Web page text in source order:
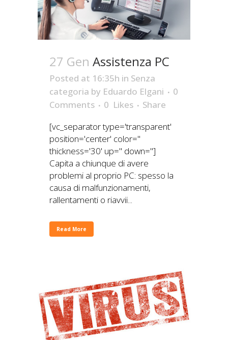
27 Gen Assistenza PC
Posted at 16:35h in Senza
categoria by Eduardo Elgani
0
Comments
0 Likes
Share
[vc_separator type='transparent'
position='center' color=''
thickness='30' up='' down='']
Capita a chiunque di avere
problemi al proprio PC: spesso la
causa di malfunzionamenti,
rallentamenti o riavvii...
Read More